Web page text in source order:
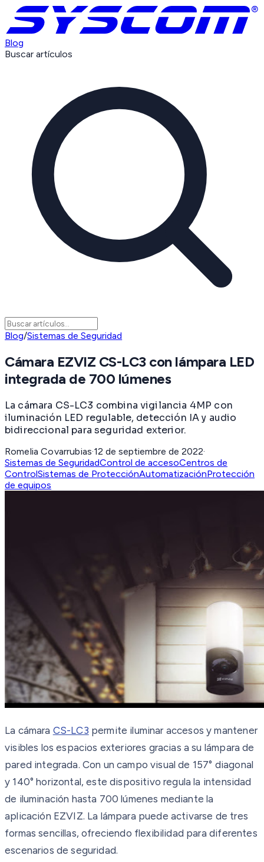
Blog
Buscar artículos
Blog/Sistemas de Seguridad
Cámara EZVIZ CS-LC3 con lámpara LED
integrada de 700 lúmenes
La cámara CS-LC3 combina vigilancia 4MP con
iluminación LED regulable, detección IA y audio
bidireccional para seguridad exterior.
Romelia Covarrubias·12 de septiembre de 2022·
Sistemas de SeguridadControl de accesoCentros de
ControlSistemas de ProtecciónAutomatizaciónProtección
de equipos
La cámara CS-LC3 permite iluminar accesos y mantener
visibles los espacios exteriores gracias a su lámpara de
pared integrada. Con un campo visual de 157° diagonal
y 140° horizontal, este dispositivo regula la intensidad
de iluminación hasta 700 lúmenes mediante la
aplicación EZVIZ. La lámpara puede activarse de tres
formas sencillas, ofreciendo flexibilidad para diferentes
escenarios de seguridad.